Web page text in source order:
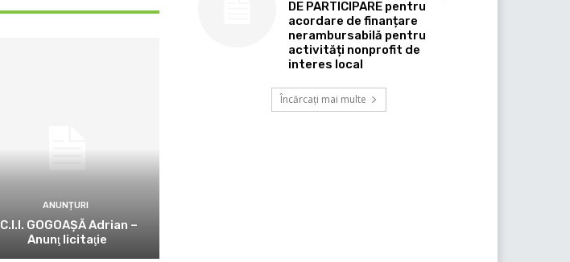
ANUNȚURI
C.I.I. GOGOAŞĂ Adrian –
Anunţ licitaţie
DE PARTICIPARE pentru
acordare de finanțare
nerambursabilă pentru
activități nonprofit de
interes local
Încărcați mai multe